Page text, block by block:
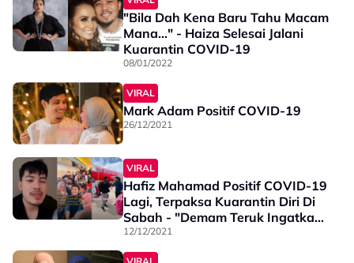
"Bila Dah Kena Baru Tahu Macam
Mana..." - Haiza Selesai Jalani
Kuarantin COVID-19
08/01/2022
VIRAL
Mark Adam Positif COVID-19
26/12/2021
VIRAL
Hafiz Mahamad Positif COVID-19
Lagi, Terpaksa Kuarantin Diri Di
Sabah - "Demam Teruk Ingatkan
Sebab Hujan Tapi..."
12/12/2021